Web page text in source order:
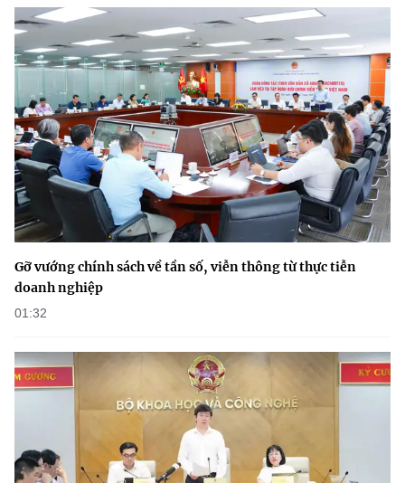
Gỡ vướng chính sách về tần số, viễn thông từ thực tiễn
doanh nghiệp
01:32